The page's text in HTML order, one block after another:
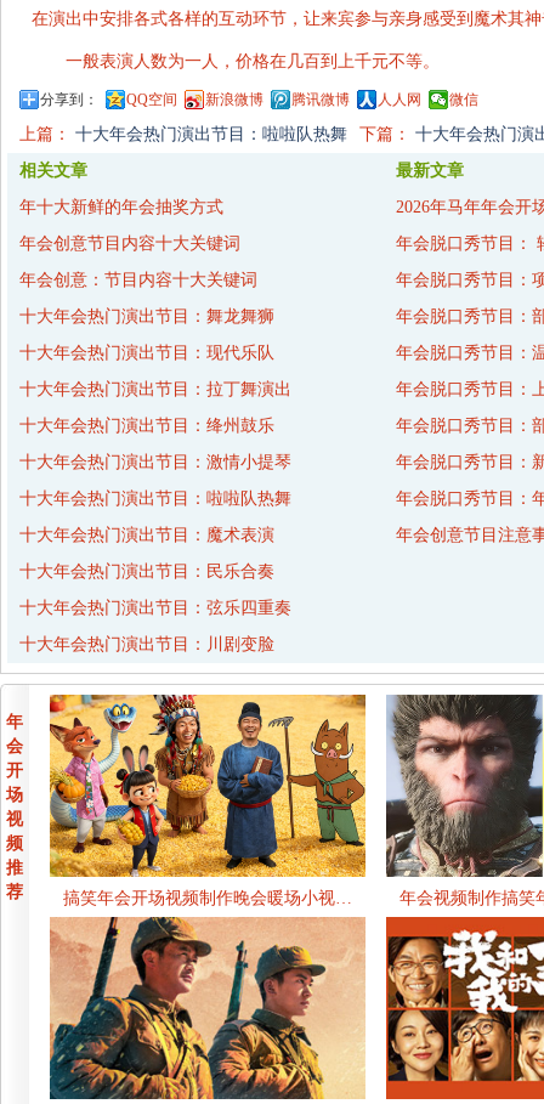
在演出中安排各式各样的互动环节，让来宾参与亲身感受到魔术其
一般表演人数为一人，价格在几百到上千元不等。
分享到： QQ空间 新浪微博 腾讯微博 人人网 微信
上篇： 十大年会热门演出节目：啦啦队热舞 下篇： 十大年会热门演
相关文章
最新文章
年十大新鲜的年会抽奖方式
年会创意节目内容十大关键词
年会创意：节目内容十大关键词
十大年会热门演出节目：舞龙舞狮
十大年会热门演出节目：现代乐队
十大年会热门演出节目：拉丁舞演出
十大年会热门演出节目：绛州鼓乐
十大年会热门演出节目：激情小提琴
十大年会热门演出节目：啦啦队热舞
十大年会热门演出节目：魔术表演
十大年会热门演出节目：民乐合奏
十大年会热门演出节目：弦乐四重奏
十大年会热门演出节目：川剧变脸
2026年马年年会开
年会脱口秀节目：
年会脱口秀节目：
年会脱口秀节目：
年会脱口秀节目：
年会脱口秀节目：
年会脱口秀节目：
年会脱口秀节目：
年会脱口秀节目：
年会创意节目注意
年
会
开
场
视
频
推
荐
搞笑年会开场视频制作晚会暖场小视… 年会视频制作搞